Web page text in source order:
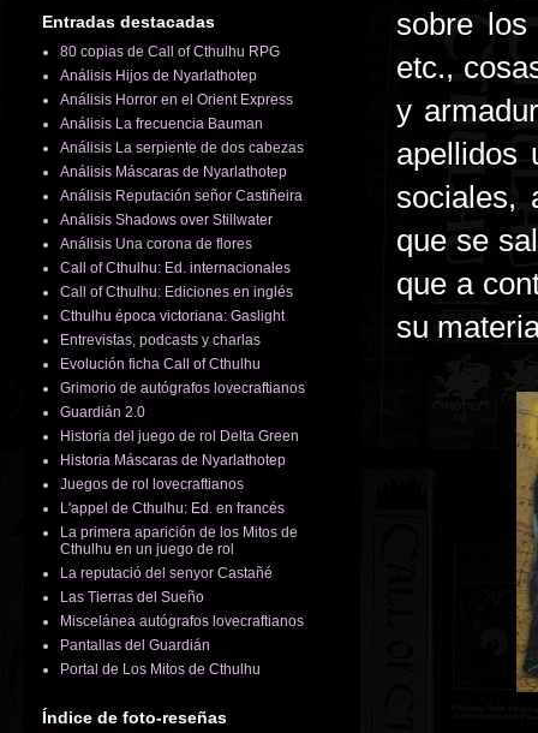
sobre
etc.,
y
apellidos
sociales,
que se
que a
su
Entradas destacadas
80 copias de Call of Cthulhu RPG
Análisis Hijos de Nyarlathotep
Análisis Horror en el Orient Express
Análisis La frecuencia Bauman
Análisis La serpiente de dos cabezas
Análisis Máscaras de Nyarlathotep
Análisis Reputación señor Castiñeira
Análisis Shadows over Stillwater
Análisis Una corona de flores
Call of Cthulhu: Ed. internacionales
Call of Cthulhu: Ediciones en inglés
Cthulhu época victoriana: Gaslight
Entrevistas, podcasts y charlas
Evolución ficha Call of Cthulhu
Grimorio de autógrafos lovecraftianos
Guardián 2.0
Historia del juego de rol Delta Green
Historia Máscaras de Nyarlathotep
Juegos de rol lovecraftianos
L'appel de Cthulhu: Ed. en francés
La primera aparición de los Mitos de
Cthulhu en un juego de rol
La reputació del senyor Castañé
Las Tierras del Sueño
Miscelánea autógrafos lovecraftianos
Pantallas del Guardián
Portal de Los Mitos de Cthulhu
Índice de foto-reseñas